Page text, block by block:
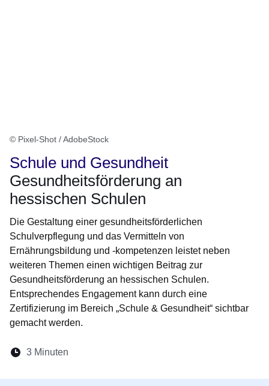
© Pixel-Shot / AdobeStock
Schule und Gesundheit
Gesundheitsförderung an
hessischen Schulen
Die Gestaltung einer gesundheitsförderlichen
Schulverpflegung und das Vermitteln von
Ernährungsbildung und -kompetenzen leistet neben
weiteren Themen einen wichtigen Beitrag zur
Gesundheitsförderung an hessischen Schulen.
Entsprechendes Engagement kann durch eine
Zertifizierung im Bereich „Schule & Gesundheit“ sichtbar
gemacht werden.
Lesedauer:
3 Minuten